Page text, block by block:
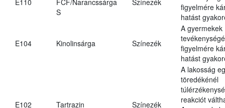
S
figyelmére
hatást
E104 Kinolinsárga Színezék
A gyermekek
figyelmére
hatást
E102 Tartrazin Színezék
A lakosság
töredékénél
reakciót